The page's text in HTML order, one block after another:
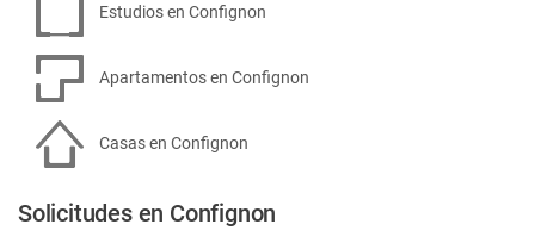
Estudios en Confignon
Apartamentos en Confignon
Casas en Confignon
Solicitudes en Confignon